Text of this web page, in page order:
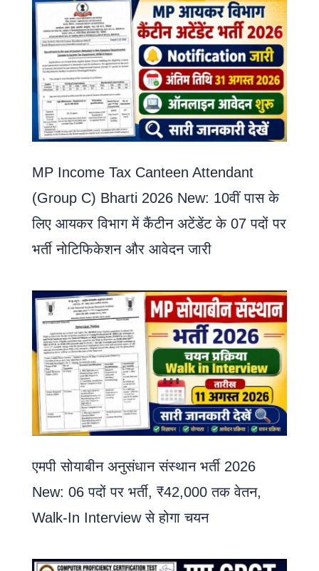
MP Income Tax Canteen Attendant
(Group C) Bharti 2026 New: 10वीं पास के
लिए आयकर विभाग में कैंटीन अटेंडेंट के 07 पदों पर
भर्ती नोटिफिकेशन और आवेदन जारी
एमपी सोयाबीन अनुसंधान संस्थान भर्ती 2026
New: 06 पदों पर भर्ती, ₹42,000 तक वेतन,
Walk-In Interview से होगा चयन